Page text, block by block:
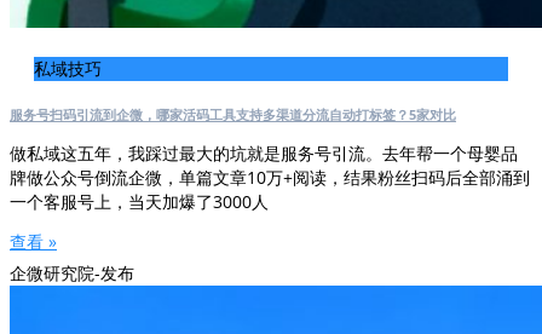
私域技巧
服务号扫码引流到企微，哪家活码工具支持多渠道分流自动打标签？5家对比
做私域这五年，我踩过最大的坑就是服务号引流。去年帮一个母婴品
牌做公众号倒流企微，单篇文章10万+阅读，结果粉丝扫码后全部涌到
一个客服号上，当天加爆了3000人
查看 »
企微研究院-发布